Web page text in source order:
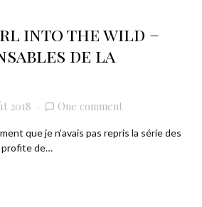
into the wild –
de la
2018 One comment
que je n’avais pas repris la série des
profite de…